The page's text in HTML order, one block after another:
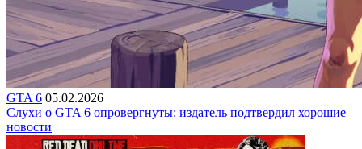
GTA 6 05.02.2026
Слухи о GTA 6 опровергнуты: издатель подтвердил хорошие
новости